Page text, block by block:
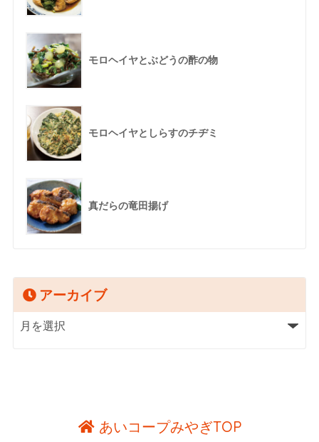
モロヘイヤとぶどうの酢の物
モロヘイヤとしらすのチヂミ
真だらの竜田揚げ
アーカイブ
あいコープみやぎTOP